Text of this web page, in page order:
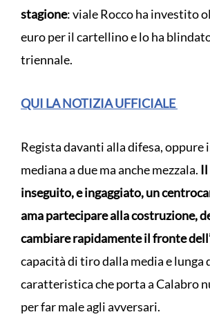
stagione: viale Rocco ha investito
euro per il cartellino e lo ha
triennale.
QUI LA NOTIZIA UFFICIALE
Regista davanti alla difesa, oppure
mediana a due ma anche mezzala. Il
inseguito, e ingaggiato, un
ama partecipare alla costruzione,
cambiare rapidamente il fronte
capacità di tiro dalla media e lunga
caratteristica che porta a Calabro
per far male agli avversari.